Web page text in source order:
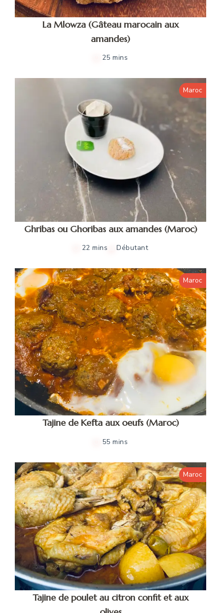
La Mlowza (Gâteau marocain aux
amandes)
25 mins
Maroc
Ghribas ou Ghoribas aux amandes (Maroc)
22 mins Débutant
Maroc
Tajine de Kefta aux oeufs (Maroc)
55 mins
Maroc
Tajine de poulet au citron confit et aux